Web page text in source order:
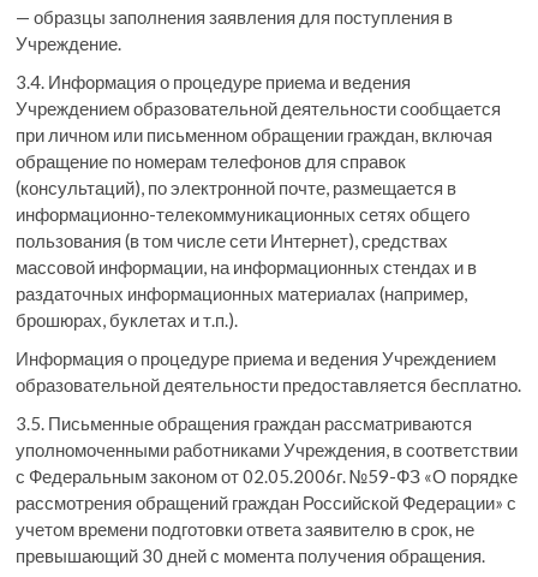
— образцы заполнения заявления для поступления в
Учреждение.
3.4. Информация о процедуре приема и ведения
Учреждением образовательной деятельности сообщается
при личном или письменном обращении граждан, включая
обращение по номерам телефонов для справок
(консультаций), по электронной почте, размещается в
информационно-телекоммуникационных сетях общего
пользования (в том числе сети Интернет), средствах
массовой информации, на информационных стендах и в
раздаточных информационных материалах (например,
брошюрах, буклетах и т.п.).
Информация о процедуре приема и ведения Учреждением
образовательной деятельности предоставляется бесплатно.
3.5. Письменные обращения граждан рассматриваются
уполномоченными работниками Учреждения, в соответствии
с Федеральным законом от 02.05.2006г. №59-ФЗ «О порядке
рассмотрения обращений граждан Российской Федерации» с
учетом времени подготовки ответа заявителю в срок, не
превышающий 30 дней с момента получения обращения.